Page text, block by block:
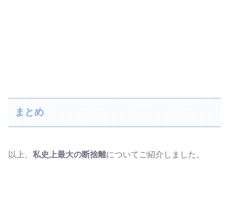
まとめ
以上、 私史上最大の断捨離についてご紹介しました。